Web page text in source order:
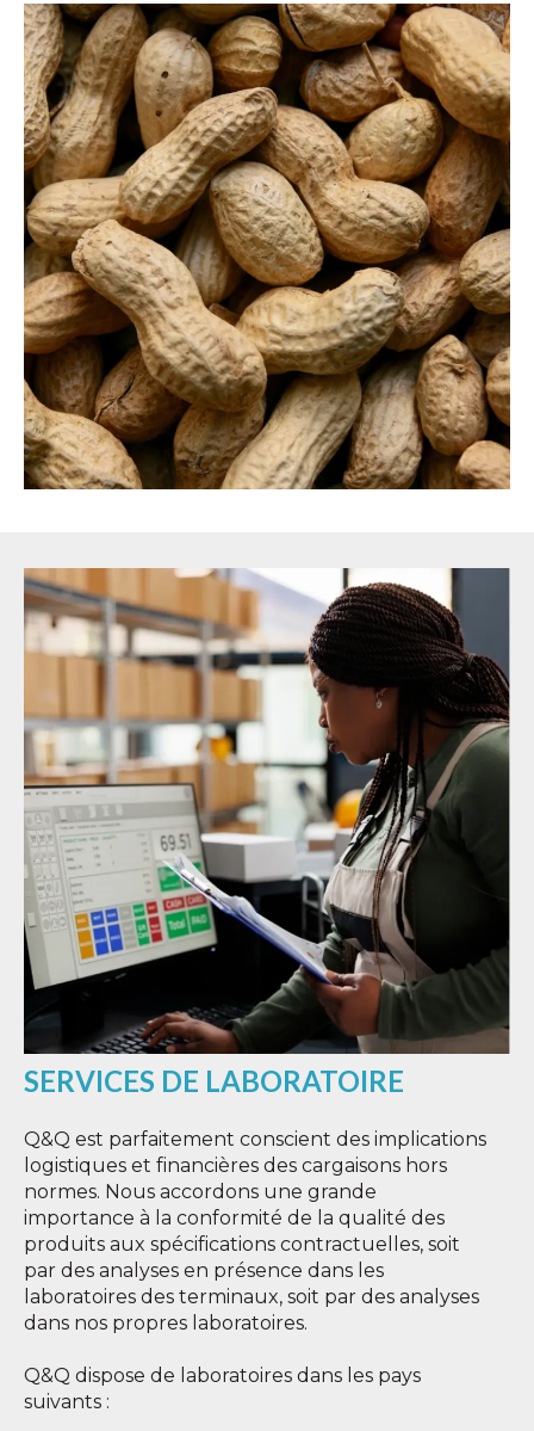
SERVICES DE LABORATOIRE
Q&Q est parfaitement conscient des implications
logistiques et financières des cargaisons hors
normes. Nous accordons une grande
importance à la conformité de la qualité des
produits aux spécifications contractuelles, soit
par des analyses en présence dans les
laboratoires des terminaux, soit par des analyses
dans nos propres laboratoires.
Q&Q dispose de laboratoires dans les pays
suivants :